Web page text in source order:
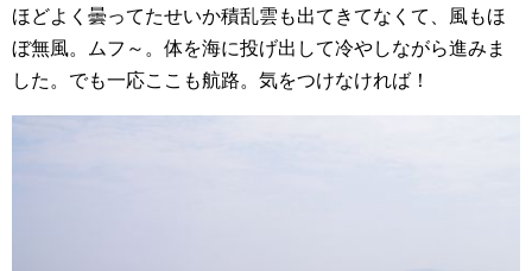
ほどよく曇ってたせいか積乱雲も出てきてなくて、風もほ
ぼ無風。ムフ～。体を海に投げ出して冷やしながら進みま
した。でも一応ここも航路。気をつけなければ！